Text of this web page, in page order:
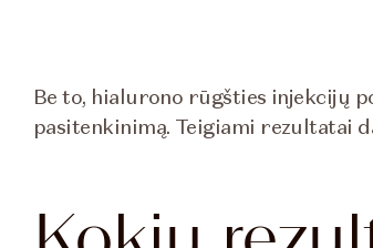
Be to, hialurono rūgšties injekcijų
pasitenkinimą. Teigiami rezultatai